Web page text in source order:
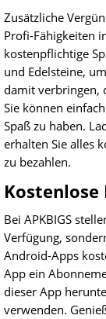
Zusätzliche
Profi-Fähigkeiten
kostenpflichtige
und Edelsteine,
damit verbringen,
Sie können
Spaß zu haben.
erhalten Sie alles
zu bezahlen.
Kostenlose
Bei APKBIGS
Verfügung,
Android-Apps
App ein
dieser App
verwenden.